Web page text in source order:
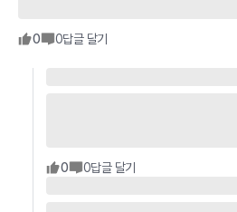
0 0답글 달기
0 0답글 달기